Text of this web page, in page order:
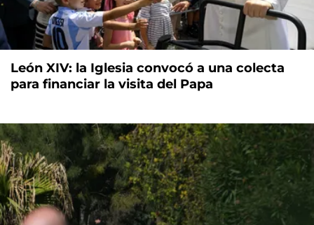
León XIV: la Iglesia convocó a una colecta
para financiar la visita del Papa